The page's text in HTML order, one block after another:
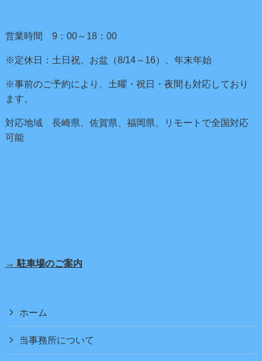
営業時間 9：00～18：00
※定休日：土日祝、お盆（8/14～16）、年末年始
※事前のご予約により、土曜・祝日・夜間も対応しており
ます。
対応地域 長崎県、佐賀県、福岡県、リモートで全国対応
可能
→ 駐車場のご案内
ホーム
当事務所について